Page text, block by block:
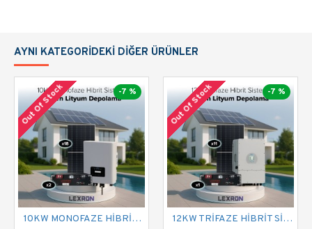
Toplam Panel
Gücü
14.4kWp
Depolama
Kapasitesi
15kWh
AC Güç 10kWe
AYNI KATEGORIDEKI DIĞER ÜRÜNLER
-7 %
Out Of Stock
10KW MONOFAZE HİBRİT SİSTEM 1
-7 %
Out Of Stock
12KW TRİFAZE HİBRİT SİSTEM 1